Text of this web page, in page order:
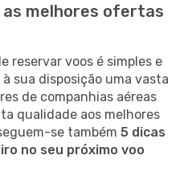
melhores ofertas
reservar voos é simples e
sua disposição uma vasta
de companhias aéreas
qualidade aos melhores
se também 5 dicas
no seu próximo voo